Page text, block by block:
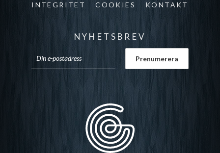
INTEGRITET COOKIES KONTAKT
NYHETSBREV